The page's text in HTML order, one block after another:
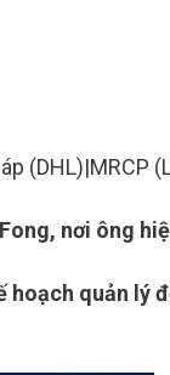
(DHL)|MRCP
nơi ông
quản lý